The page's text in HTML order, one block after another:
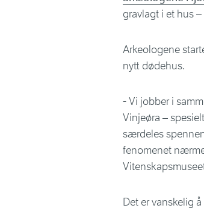
gravlagt i et hus
Arkeologene
nytt dødehus.
- Vi jobber i
Vinjeøra –
særdeles
fenomenet
Det er vanskelig